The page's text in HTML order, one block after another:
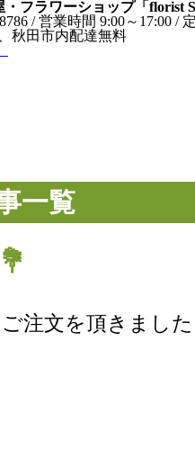
フラワーショップ「
/ 営業時間 9:00～17:00
秋田市内配達無料
一覧
注文を頂きまし